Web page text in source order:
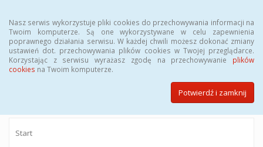
Nasz serwis wykorzystuje pliki cookies do przechowywania informacji na
Twoim komputerze. Są one wykorzystywane w celu zapewnienia
poprawnego działania serwisu. W każdej chwili możesz dokonać zmiany
ustawień dot. przechowywania plików cookies w Twojej przeglądarce.
Korzystając z serwisu wyrażasz zgodę na przechowywanie plików
cookies na Twoim komputerze.
Potwierdź i zamknij
BIULETYN INFORMACJI PUBLICZNEJ
Urzędu Miasta Opola
Start